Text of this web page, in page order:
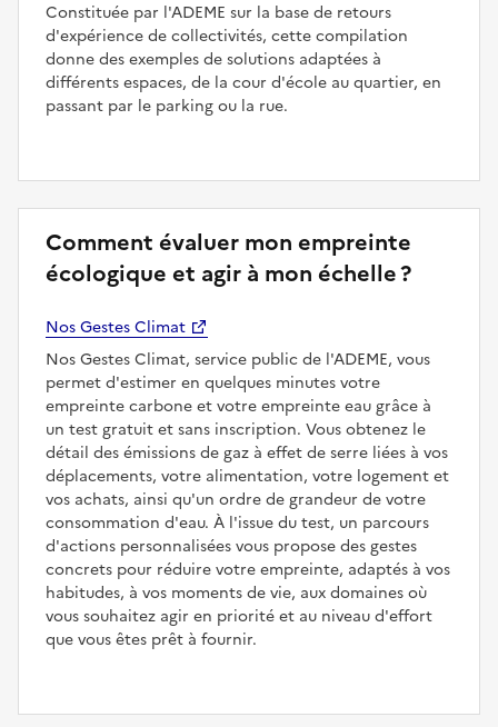
Constituée par l'ADEME sur la base de retours
d'expérience de collectivités, cette compilation
donne des exemples de solutions adaptées à
différents espaces, de la cour d'école au quartier, en
passant par le parking ou la rue.
Comment évaluer mon empreinte
écologique et agir à mon échelle ?
Nos Gestes Climat
Nos Gestes Climat, service public de l'ADEME, vous
permet d'estimer en quelques minutes votre
empreinte carbone et votre empreinte eau grâce à
un test gratuit et sans inscription. Vous obtenez le
détail des émissions de gaz à effet de serre liées à vos
déplacements, votre alimentation, votre logement et
vos achats, ainsi qu'un ordre de grandeur de votre
consommation d'eau. À l'issue du test, un parcours
d'actions personnalisées vous propose des gestes
concrets pour réduire votre empreinte, adaptés à vos
habitudes, à vos moments de vie, aux domaines où
vous souhaitez agir en priorité et au niveau d'effort
que vous êtes prêt à fournir.